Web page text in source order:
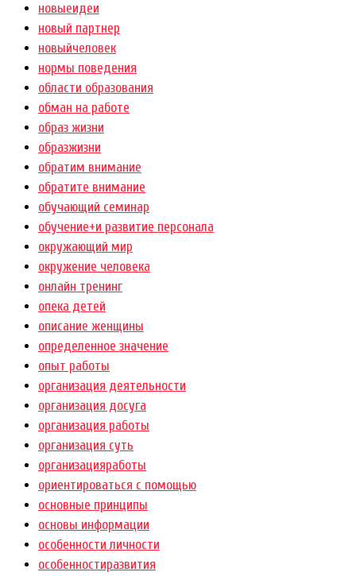
новыеидеи
новый партнер
новыйчеловек
нормы поведения
области образования
обман на работе
образ жизни
образжизни
обратим внимание
обратите внимание
обучающий семинар
обучение+и развитие персонала
окружающий мир
окружение человека
онлайн тренинг
опека детей
описание женщины
определенное значение
опыт работы
организация деятельности
организация досуга
организация работы
организация суть
организацияработы
ориентироваться с помощью
основные принципы
основы информации
особенности личности
особенностиразвития